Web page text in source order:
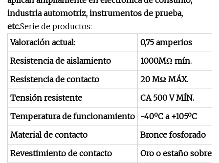
industria automotriz, instrumentos de prueba,
etc.Serie de productos:
Valoración actual:
0,75 amperios
Resistencia de aislamiento
1000MΩ mín.
Resistencia de contacto
20 MΩ MÁX.
Tensión resistente
CA 500 V MÍN.
Temperatura de funcionamiento -40ºC a +105ºC
Material de contacto
Bronce fosforado
Revestimiento de contacto
Oro o estaño sobre